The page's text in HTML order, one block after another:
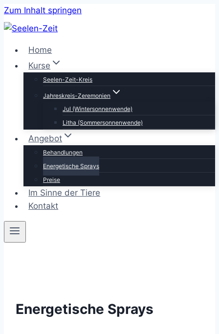
Zum Inhalt springen
Home
Kurse
Seelen-Zeit-Kreis
Jahreskreis-Zeremonien
Jul (Wintersonnenwende)
Litha (Sommersonnenwende)
Angebot
Behandlungen
Energetische Sprays
Preise
Im Sinne der Tiere
Kontakt
Energetische Sprays